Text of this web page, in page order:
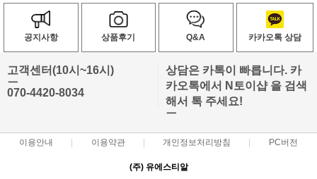
공지사항 상품후기 Q&A 카카오톡 상담
고객센터(10시~16시)
ㅡ
070-4420-8034
상담은 카톡이 빠릅니다. 카
카오톡에서 N토이샵 을 검색
해서 톡 주세요!
ㅡ
이용안내 이용약관 개인정보처리방침 PC버전
(주) 유에스티알